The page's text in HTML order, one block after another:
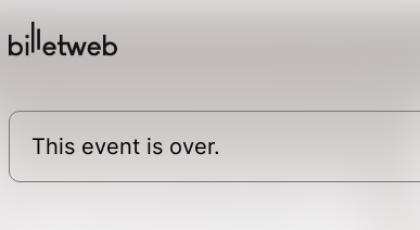
This event is over.